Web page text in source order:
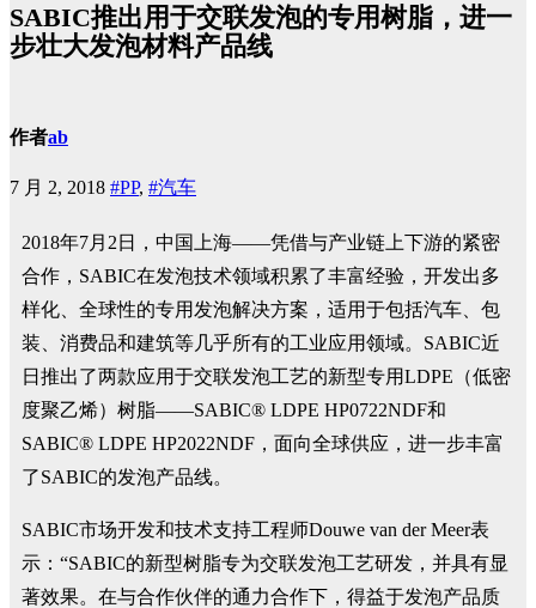
SABIC推出用于交联发泡的专用树脂，进一
步壮大发泡材料产品线
作者ab
7 月 2, 2018 #PP, #汽车
2018年7月2日，中国上海——凭借与产业链上下游的紧密
合作，SABIC在发泡技术领域积累了丰富经验，开发出多
样化、全球性的专用发泡解决方案，适用于包括汽车、包
装、消费品和建筑等几乎所有的工业应用领域。SABIC近
日推出了两款应用于交联发泡工艺的新型专用LDPE（低密
度聚乙烯）树脂——SABIC® LDPE HP0722NDF和
SABIC® LDPE HP2022NDF，面向全球供应，进一步丰富
了SABIC的发泡产品线。
SABIC市场开发和技术支持工程师Douwe van der Meer表
示：“SABIC的新型树脂专为交联发泡工艺研发，并具有显
著效果。在与合作伙伴的通力合作下，得益于发泡产品质